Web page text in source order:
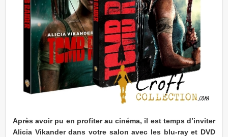
Après avoir pu en profiter au cinéma, il est temps d’inviter
Alicia Vikander dans votre salon avec les blu-ray et DVD